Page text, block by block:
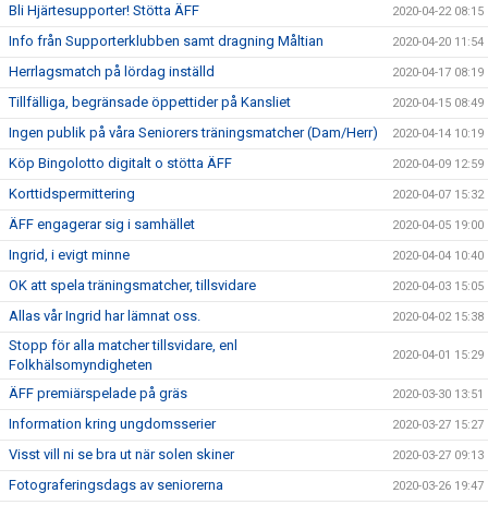
Bli Hjärtesupporter! Stötta ÄFF 2020-04-22 08:15
Info från Supporterklubben samt dragning Måltian 2020-04-20 11:54
Herrlagsmatch på lördag inställd 2020-04-17 08:19
Tillfälliga, begränsade öppettider på Kansliet 2020-04-15 08:49
Ingen publik på våra Seniorers träningsmatcher (Dam/Herr) 2020-04-14 10:19
Köp Bingolotto digitalt o stötta ÄFF 2020-04-09 12:59
Korttidspermittering 2020-04-07 15:32
ÄFF engagerar sig i samhället 2020-04-05 19:00
Ingrid, i evigt minne 2020-04-04 10:40
OK att spela träningsmatcher, tillsvidare 2020-04-03 15:05
Allas vår Ingrid har lämnat oss. 2020-04-02 15:38
Stopp för alla matcher tillsvidare, enl
Folkhälsomyndigheten
2020-04-01 15:29
ÄFF premiärspelade på gräs 2020-03-30 13:51
Information kring ungdomsserier 2020-03-27 15:27
Visst vill ni se bra ut när solen skiner 2020-03-27 09:13
Fotograferingsdags av seniorerna 2020-03-26 19:47